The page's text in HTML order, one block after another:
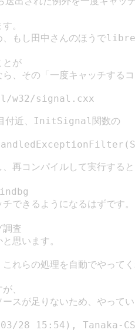
。
、もし田中さんのほうで
とが
ら、その「一度キャッチする
w32/signal.cxx
付近、InitSignal関数の
、再コンパイルして実行する
チできるようになるはずです
調査
思います。
これらの処理を自動でやって
、
ースが足りないため、やって
28 15:54), Tanaka-